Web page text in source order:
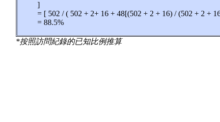
]
= [ 502 / ( 502 + 2+ 16 + 48[(502 + 2 + 16) / (502 + 2 +
= 88.5%
*按照訪問紀錄的已知比例推算